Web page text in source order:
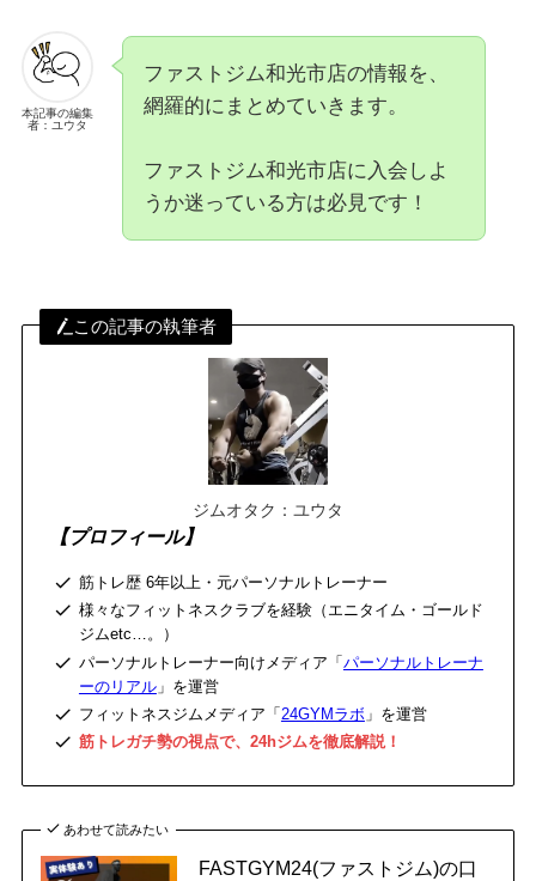
本記事の編集
者：ユウタ
ファストジム和光市店の情報を、
網羅的にまとめていきます。
ファストジム和光市店に入会しよ
うか迷っている方は必見です！
この記事の執筆者
ジムオタク：ユウタ
【プロフィール】
筋トレ歴 6年以上・元パーソナルトレーナー
様々なフィットネスクラブを経験（エニタイム・ゴールド
ジムetc…。）
パーソナルトレーナー向けメディア「パーソナルトレーナ
ーのリアル」を運営
フィットネスジムメディア「 24GYMラボ 」を運営
筋トレガチ勢の視点で、24hジムを徹底解説！
あわせて読みたい
FASTGYM24(ファストジム)の口